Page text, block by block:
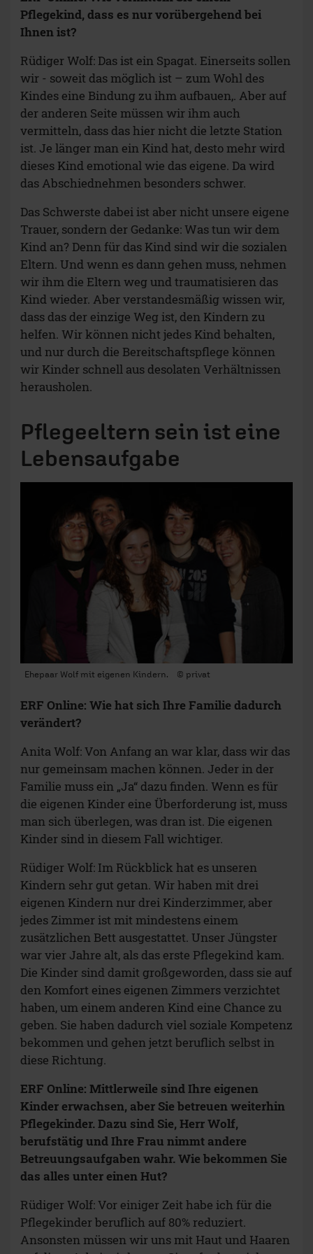
Pflegekind, dass es nur vorübergehend bei
Ihnen ist?
Rüdiger Wolf: Das ist ein Spagat. Einerseits sollen
wir - soweit das möglich ist – zum Wohl des
Kindes eine Bindung zu ihm aufbauen,. Aber auf
der anderen Seite müssen wir ihm auch
vermitteln, dass das hier nicht die letzte Station
ist. Je länger man ein Kind hat, desto mehr wird
dieses Kind emotional wie das eigene. Da wird
das Abschiednehmen besonders schwer.
Das Schwerste dabei ist aber nicht unsere eigene
Trauer, sondern der Gedanke: Was tun wir dem
Kind an? Denn für das Kind sind wir die sozialen
Eltern. Und wenn es dann gehen muss, nehmen
wir ihm die Eltern weg und traumatisieren das
Kind wieder. Aber verstandesmäßig wissen wir,
dass das der einzige Weg ist, den Kindern zu
helfen. Wir können nicht jedes Kind behalten,
und nur durch die Bereitschaftspflege können
wir Kinder schnell aus desolaten Verhältnissen
herausholen.
Pflegeeltern sein ist eine
Lebensaufgabe
Ehepaar Wolf mit eigenen Kindern. © privat
ERF Online: Wie hat sich Ihre Familie dadurch
verändert?
Anita Wolf: Von Anfang an war klar, dass wir das
nur gemeinsam machen können. Jeder in der
Familie muss ein „Ja“ dazu finden. Wenn es für
die eigenen Kinder eine Überforderung ist, muss
man sich überlegen, was dran ist. Die eigenen
Kinder sind in diesem Fall wichtiger.
Rüdiger Wolf: Im Rückblick hat es unseren
Kindern sehr gut getan. Wir haben mit drei
eigenen Kindern nur drei Kinderzimmer, aber
jedes Zimmer ist mit mindestens einem
zusätzlichen Bett ausgestattet. Unser Jüngster
war vier Jahre alt, als das erste Pflegekind kam.
Die Kinder sind damit großgeworden, dass sie auf
den Komfort eines eigenen Zimmers verzichtet
haben, um einem anderen Kind eine Chance zu
geben. Sie haben dadurch viel soziale Kompetenz
bekommen und gehen jetzt beruflich selbst in
diese Richtung.
ERF Online: Mittlerweile sind Ihre eigenen
Kinder erwachsen, aber Sie betreuen weiterhin
Pflegekinder. Dazu sind Sie, Herr Wolf,
berufstätig und Ihre Frau nimmt andere
Betreuungsaufgaben wahr. Wie bekommen Sie
das alles unter einen Hut?
Rüdiger Wolf: Vor einiger Zeit habe ich für die
Pflegekinder beruflich auf 80% reduziert.
Ansonsten müssen wir uns mit Haut und Haaren